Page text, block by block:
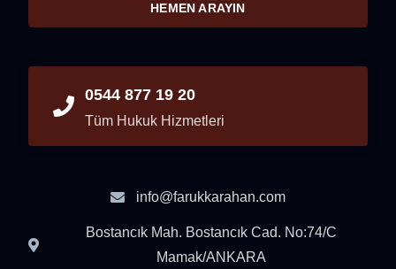
HEMEN ARAYIN
0544 877 19 20
Tüm Hukuk Hizmetleri
info@farukkarahan.com
Bostancık Mah. Bostancık Cad. No:74/C
Mamak/ANKARA